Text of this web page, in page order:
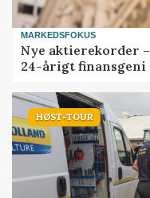
MARKEDSFOKUS
Nye aktierekorder
24-årigt finansgeni
HØST-TOUR